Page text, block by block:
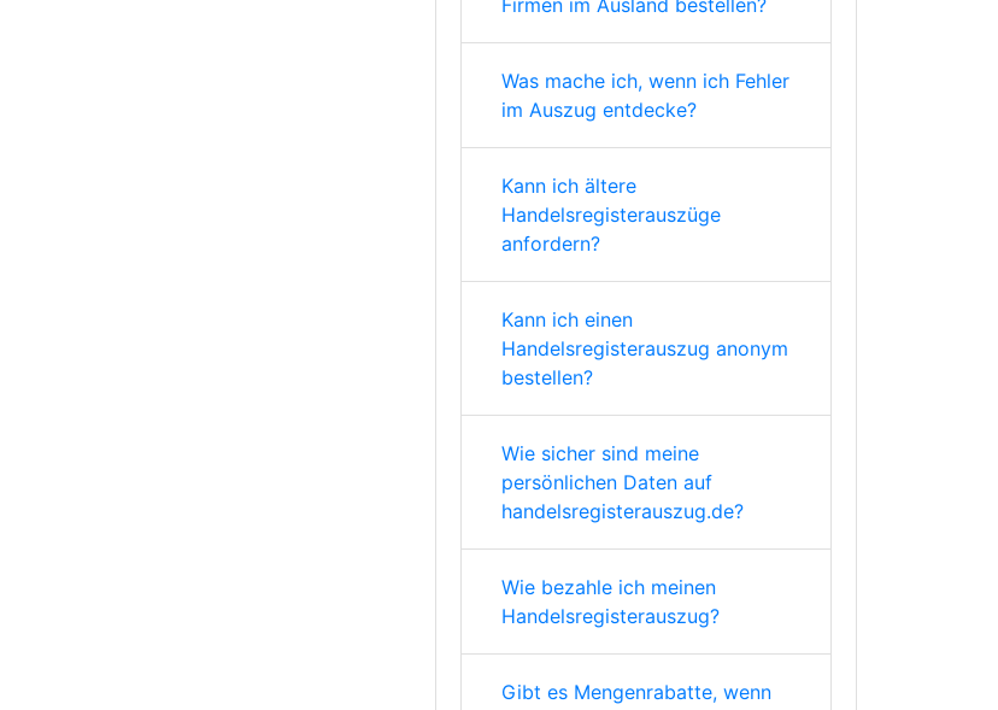
Firmen im Ausland bestellen?
Was mache ich, wenn ich Fehler
im Auszug entdecke?
Kann ich ältere
Handelsregisterauszüge
anfordern?
Kann ich einen
Handelsregisterauszug anonym
bestellen?
Wie sicher sind meine
persönlichen Daten auf
handelsregisterauszug.de?
Wie bezahle ich meinen
Handelsregisterauszug?
Gibt es Mengenrabatte, wenn